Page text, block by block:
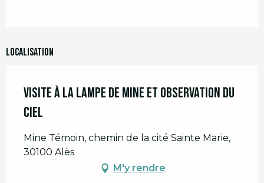
Localisation
Visite à la lampe de Mine et Observation du
ciel
Mine Témoin, chemin de la cité Sainte Marie,
30100 Alès
M'y rendre